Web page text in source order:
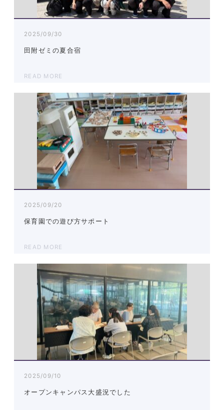
2025/09/30
田附ゼミの夏合宿
READ MORE
2025/09/20
保育園での遊び方サポート
READ MORE
2025/09/10
オープンキャンパス大盛況でした